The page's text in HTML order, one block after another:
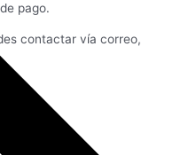
pago.
contactar vía correo,